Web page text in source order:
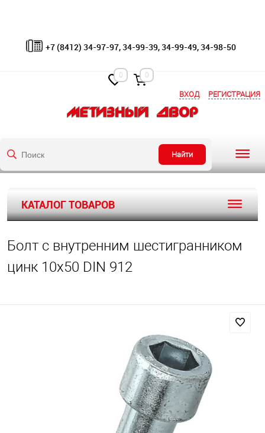
ВХОД РЕГИСТРАЦИЯ
Найти
+7 (8412) 34-97-97, 34-99-39, 34-99-49, 34-98-50
0 0
КАТАЛОГ ТОВАРОВ
Болт с внутренним шестигранником
цинк 10х50 DIN 912